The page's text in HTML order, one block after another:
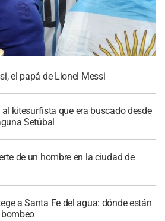
el papá de Lionel Messi
kitesurfista que era buscado desde
Setúbal
de un hombre en la ciudad de
a Santa Fe del agua: dónde están